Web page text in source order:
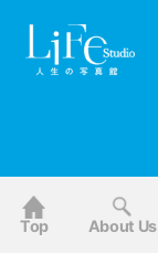
Top About Us